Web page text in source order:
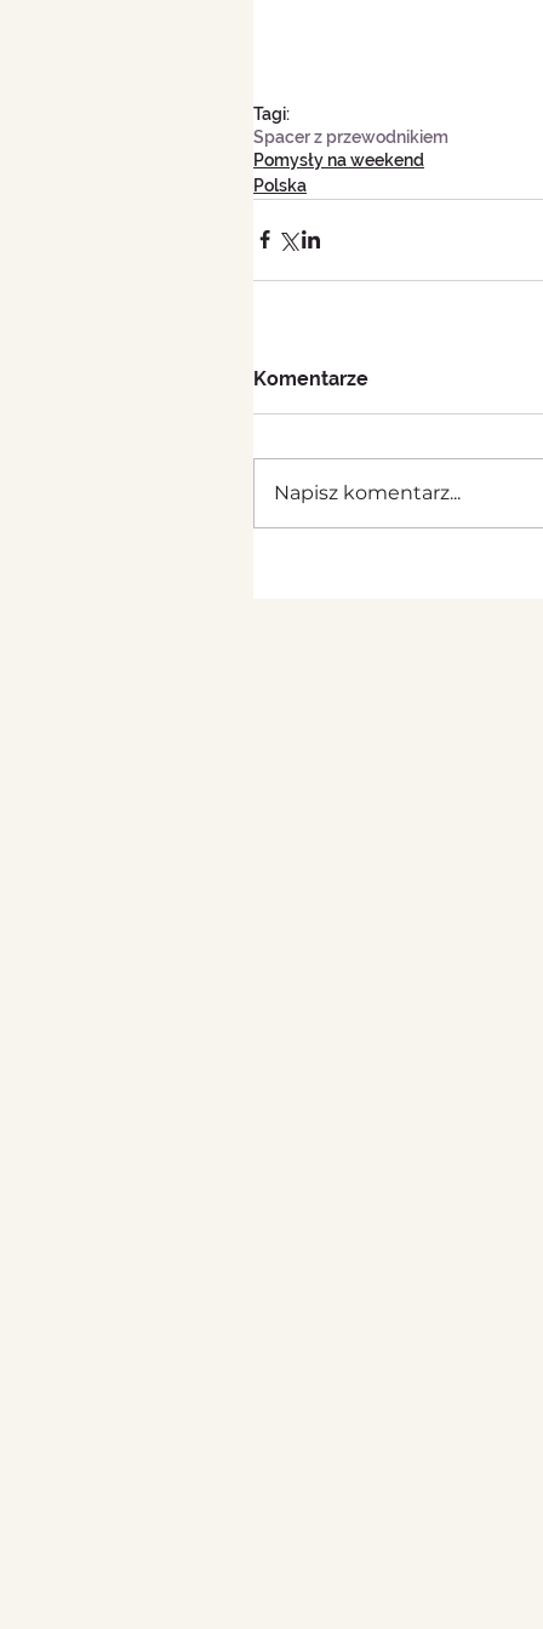
Tagi:
Spacer z przewodnikiem
Pomysły na weekend
Polska
Komentarze
Napisz komentarz...